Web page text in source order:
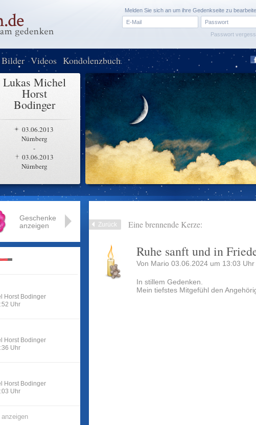
Passwort
Melden Sie sich an um ihre Gedenkseite zu
Bilder Videos Kondolenzbuch
Lukas Michel
Horst
Bodinger
03.06.2013
Nürnberg
-
03.06.2013
Nürnberg
Zurück Eine brennende Kerze:
Ruhe sanft und in
Von Mario 03.06.2024 um 13:03 Uhr
In stillem Gedenken.
Mein tiefstes Mitgefühl den
Geschenke
anzeigen
Horst Bodinger
Uhr
Horst Bodinger
Uhr
Horst Bodinger
Uhr